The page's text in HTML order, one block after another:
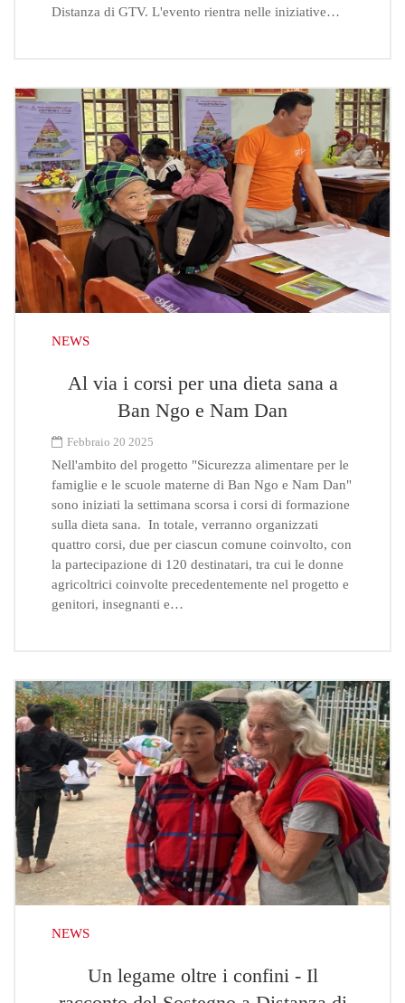
Distanza di GTV. L'evento rientra nelle iniziative…
NEWS
Al via i corsi per una dieta sana a
Ban Ngo e Nam Dan
Febbraio 20 2025
Nell'ambito del progetto "Sicurezza alimentare per le
famiglie e le scuole materne di Ban Ngo e Nam Dan"
sono iniziati la settimana scorsa i corsi di formazione
sulla dieta sana. In totale, verranno organizzati
quattro corsi, due per ciascun comune coinvolto, con
la partecipazione di 120 destinatari, tra cui le donne
agricoltrici coinvolte precedentemente nel progetto e
genitori, insegnanti e…
NEWS
Un legame oltre i confini - Il